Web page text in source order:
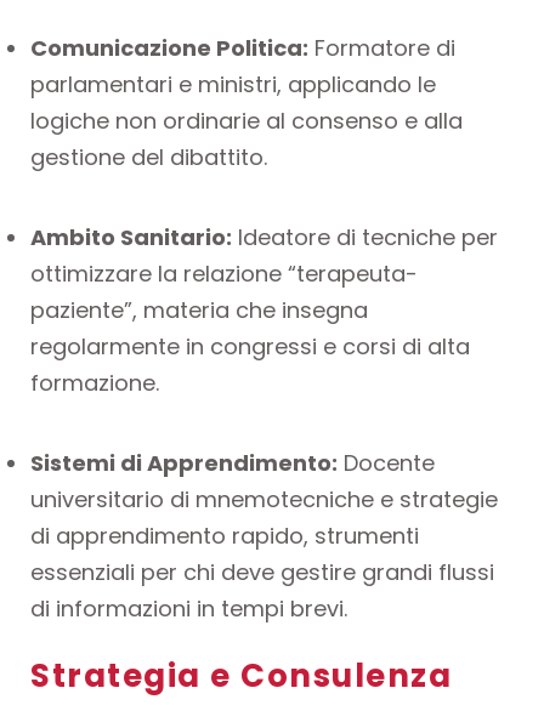
Comunicazione Politica: Formatore di
parlamentari e ministri, applicando le
logiche non ordinarie al consenso e alla
gestione del dibattito.
Ambito Sanitario: Ideatore di tecniche per
ottimizzare la relazione “terapeuta-
paziente”, materia che insegna
regolarmente in congressi e corsi di alta
formazione.
Sistemi di Apprendimento: Docente
universitario di mnemotecniche e strategie
di apprendimento rapido, strumenti
essenziali per chi deve gestire grandi flussi
di informazioni in tempi brevi.
Strategia e Consulenza